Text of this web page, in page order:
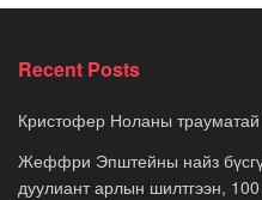
Recent Posts
Кристофер Ноланы
Жеффри Эпштейны найз
дуулиант арлын шилтгээн,